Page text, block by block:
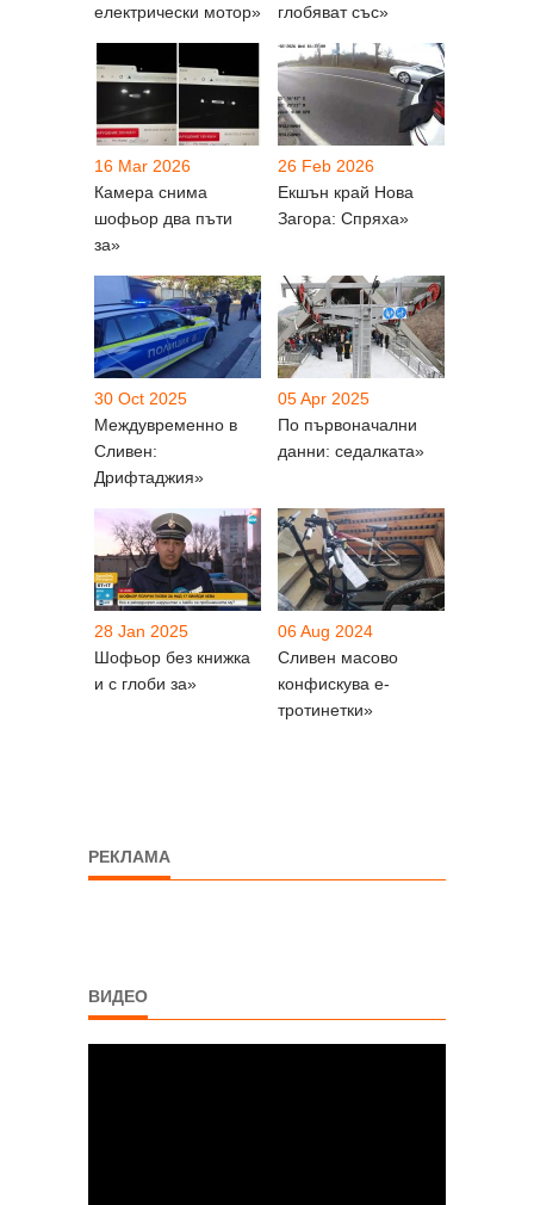
електрически мотор»
глобяват със»
16 Mar 2026
Камера снима
шофьор два пъти
за»
26 Feb 2026
Екшън край Нова
Загора: Спряха»
30 Oct 2025
Междувременно в
Сливен:
Дрифтаджия»
05 Apr 2025
По първоначални
данни: седалката»
28 Jan 2025
Шофьор без книжка
и с глоби за»
06 Aug 2024
Сливен масово
конфискува е-
тротинетки»
РЕКЛАМА
ВИДЕО